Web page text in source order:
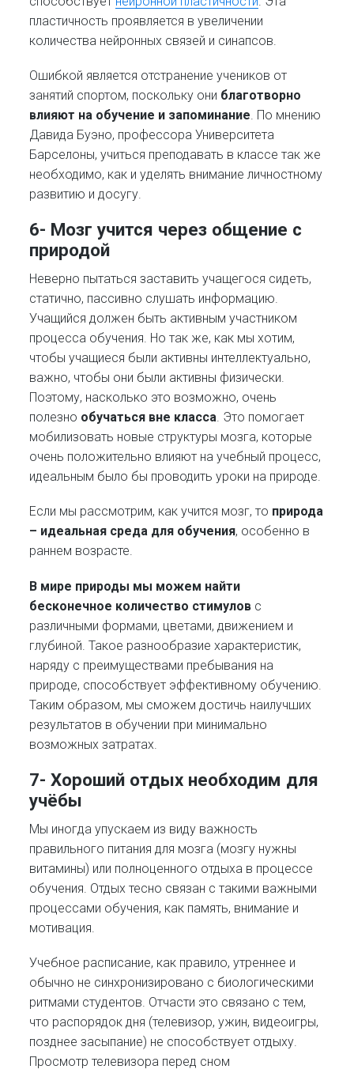
пластичность проявляется в увеличении
количества нейронных связей и синапсов.
Ошибкой является отстранение учеников от
занятий спортом, поскольку они благотворно
влияют на обучение и запоминание. По мнению
Давида Буэно, профессора Университета
Барселоны, учиться преподавать в классе так же
необходимо, как и уделять внимание личностному
развитию и досугу.
6- Мозг учится через общение с
природой
Неверно пытаться заставить учащегося сидеть,
статично, пассивно слушать информацию.
Учащийся должен быть активным участником
процесса обучения. Но так же, как мы хотим,
чтобы учащиеся были активны интеллектуально,
важно, чтобы они были активны физически.
Поэтому, насколько это возможно, очень
полезно обучаться вне класса. Это помогает
мобилизовать новые структуры мозга, которые
очень положительно влияют на учебный процесс,
идеальным было бы проводить уроки на природе.
Если мы рассмотрим, как учится мозг, то природа
– идеальная среда для обучения, особенно в
раннем возрасте.
В мире природы мы можем найти
бесконечное количество стимулов с
различными формами, цветами, движением и
глубиной. Такое разнообразие характеристик,
наряду с преимуществами пребывания на
природе, способствует эффективному обучению.
Таким образом, мы сможем достичь наилучших
результатов в обучении при минимально
возможных затратах.
7- Хороший отдых необходим для
учёбы
Мы иногда упускаем из виду важность
правильного питания для мозга (мозгу нужны
витамины) или полноценного отдыха в процессе
обучения. Отдых тесно связан с такими важными
процессами обучения, как память, внимание и
мотивация.
Учебное расписание, как правило, утреннее и
обычно не синхронизировано с биологическими
ритмами студентов. Отчасти это связано с тем,
что распорядок дня (телевизор, ужин, видеоигры,
позднее засыпание) не способствует отдыху.
Просмотр телевизора перед сном